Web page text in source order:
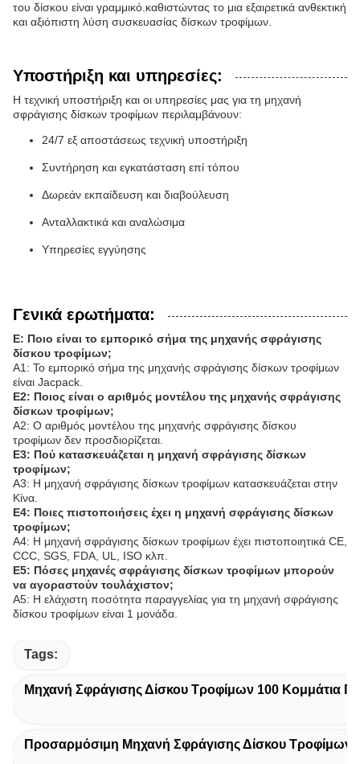
του δίσκου είναι γραμμικό.καθιστώντας το μια εξαιρετικά ανθεκτική
και αξιόπιστη λύση συσκευασίας δίσκων τροφίμων.
Υποστήριξη και υπηρεσίες:
Η τεχνική υποστήριξη και οι υπηρεσίες μας για τη μηχανή
σφράγισης δίσκων τροφίμων περιλαμβάνουν:
24/7 εξ αποστάσεως τεχνική υποστήριξη
Συντήρηση και εγκατάσταση επί τόπου
Δωρεάν εκπαίδευση και διαβούλευση
Ανταλλακτικά και αναλώσιμα
Υπηρεσίες εγγύησης
Γενικά ερωτήματα:
Ε: Ποιο είναι το εμπορικό σήμα της μηχανής σφράγισης
δίσκου τροφίμων;
Α1: Το εμπορικό σήμα της μηχανής σφράγισης δίσκων τροφίμων
είναι Jacpack.
Ε2: Ποιος είναι ο αριθμός μοντέλου της μηχανής σφράγισης
δίσκων τροφίμων;
Α2: Ο αριθμός μοντέλου της μηχανής σφράγισης δίσκου
τροφίμων δεν προσδιορίζεται.
Ε3: Πού κατασκευάζεται η μηχανή σφράγισης δίσκων
τροφίμων;
Α3: Η μηχανή σφράγισης δίσκων τροφίμων κατασκευάζεται στην
Κίνα.
Ε4: Ποιες πιστοποιήσεις έχει η μηχανή σφράγισης δίσκων
τροφίμων;
Α4: Η μηχανή σφράγισης δίσκων τροφίμων έχει πιστοποιητικά CE,
CCC, SGS, FDA, UL, ISO κλπ.
Ε5: Πόσες μηχανές σφράγισης δίσκων τροφίμων μπορούν
να αγοραστούν τουλάχιστον;
Α5: Η ελάχιστη ποσότητα παραγγελίας για τη μηχανή σφράγισης
δίσκου τροφίμων είναι 1 μονάδα.
Tags:
Μηχανή Σφράγισης Δίσκου Τροφίμων 100 Κομμάτια
Προσαρμόσιμη Μηχανή Σφράγισης Δίσκου Τροφίμων